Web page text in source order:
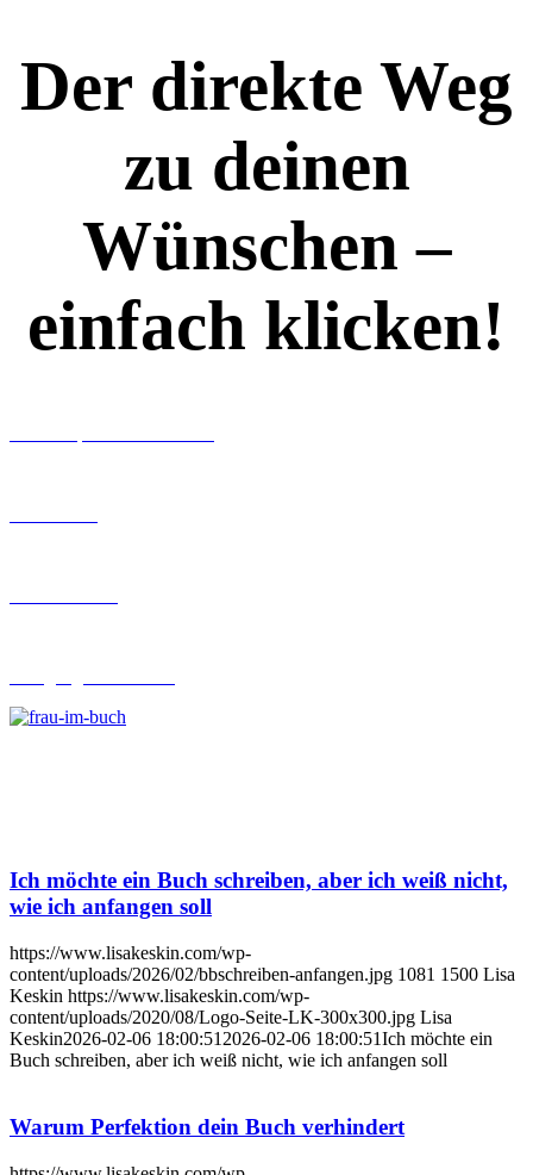
Der direkte Weg
zu deinen
Wünschen –
einfach klicken!
Ich möchte ein Buch schreiben, aber ich weiß nicht,
wie ich anfangen soll
https://www.lisakeskin.com/wp-
content/uploads/2026/02/bbschreiben-anfangen.jpg 1081 1500 Lisa
Keskin https://www.lisakeskin.com/wp-
content/uploads/2020/08/Logo-Seite-LK-300x300.jpg Lisa
Keskin2026-02-06 18:00:51 2026-02-06 18:00:51Ich möchte ein
Buch schreiben, aber ich weiß nicht, wie ich anfangen soll
Warum Perfektion dein Buch verhindert